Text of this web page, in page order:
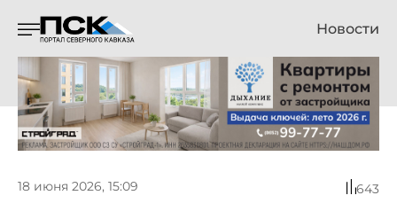
Новости
18 июня 2026, 15:09 643